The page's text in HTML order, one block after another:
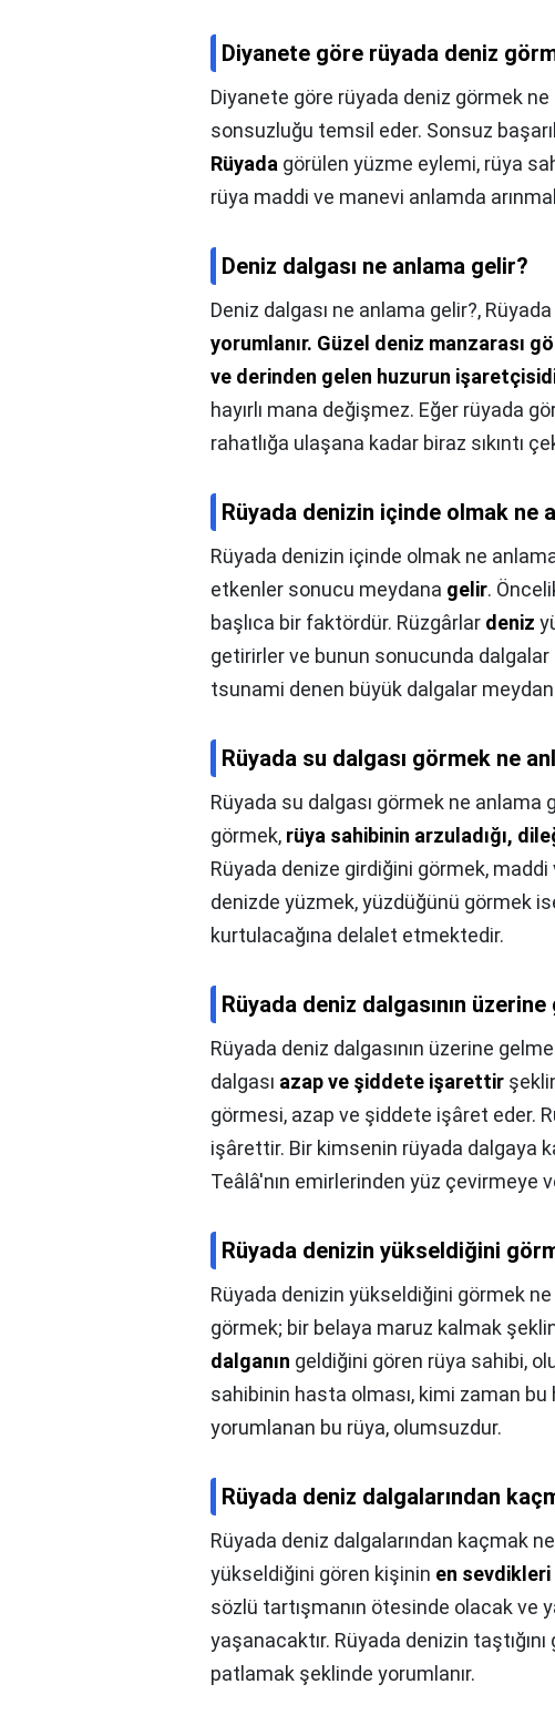
Diyanete göre rüyada deniz
Diyanete göre rüyada deniz görmek ne
sonsuzluğu temsil eder. Sonsuz
Rüyada görülen yüzme eylemi, rüya
rüya maddi ve manevi anlamda
Deniz dalgası ne anlama gelir?
Deniz dalgası ne anlama gelir?,
yorumlanır. Güzel deniz manzarası
ve derinden gelen huzurun
hayırlı mana değişmez. Eğer rüyada
rahatlığa ulaşana kadar biraz sıkıntı
Rüyada denizin içinde olmak ne
Rüyada denizin içinde olmak ne
etkenler sonucu meydana gelir.
başlıca bir faktördür. Rüzgârlar deniz
getirirler ve bunun sonucunda
tsunami denen büyük dalgalar
Rüyada su dalgası görmek ne
Rüyada su dalgası görmek ne anlama
görmek, rüya sahibinin arzuladığı,
Rüyada denize girdiğini görmek,
denizde yüzmek, yüzdüğünü görmek
kurtulacağına delalet etmektedir.
Rüyada deniz dalgasının
Rüyada deniz dalgasının üzerine
dalgası azap ve şiddete işarettir
görmesi, azap ve şiddete işâret eder.
işârettir. Bir kimsenin rüyada dalgaya
Teâlâ'nın emirlerinden yüz çevirmeye
Rüyada denizin yükseldiğini
Rüyada denizin yükseldiğini görmek
görmek; bir belaya maruz kalmak
dalganın geldiğini gören rüya sahibi,
sahibinin hasta olması, kimi zaman
yorumlanan bu rüya, olumsuzdur.
Rüyada deniz dalgalarından
Rüyada deniz dalgalarından kaçmak
yükseldiğini gören kişinin en
sözlü tartışmanın ötesinde olacak ve
yaşanacaktır. Rüyada denizin
patlamak şeklinde yorumlanır.